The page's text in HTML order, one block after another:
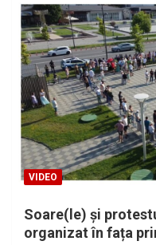
VIDEO
Soare(le) și
organizat în fața